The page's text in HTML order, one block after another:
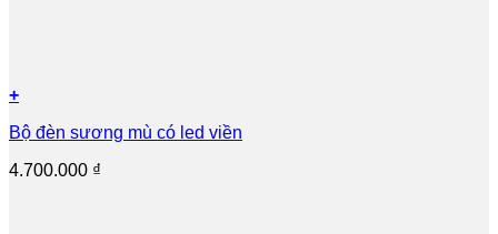
+
Bộ đèn sương mù có led viền
4.700.000 ₫